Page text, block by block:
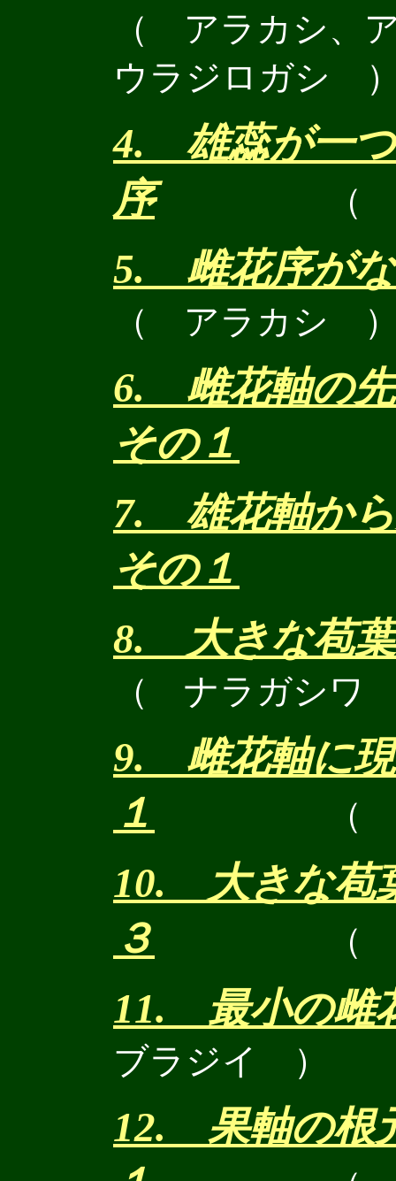
（ アラカシ、
ウラジロガシ
4. 雄蕊が一
序
（
5. 雌花序が
（ アラカシ
6. 雌花軸の
その１
7. 雄花軸か
その１
8. 大きな苞
（ ナラガシワ
9. 雌花軸に
１
（
10. 大きな
３
（
11. 最小の雌
ブラジイ ）
12. 果軸の根